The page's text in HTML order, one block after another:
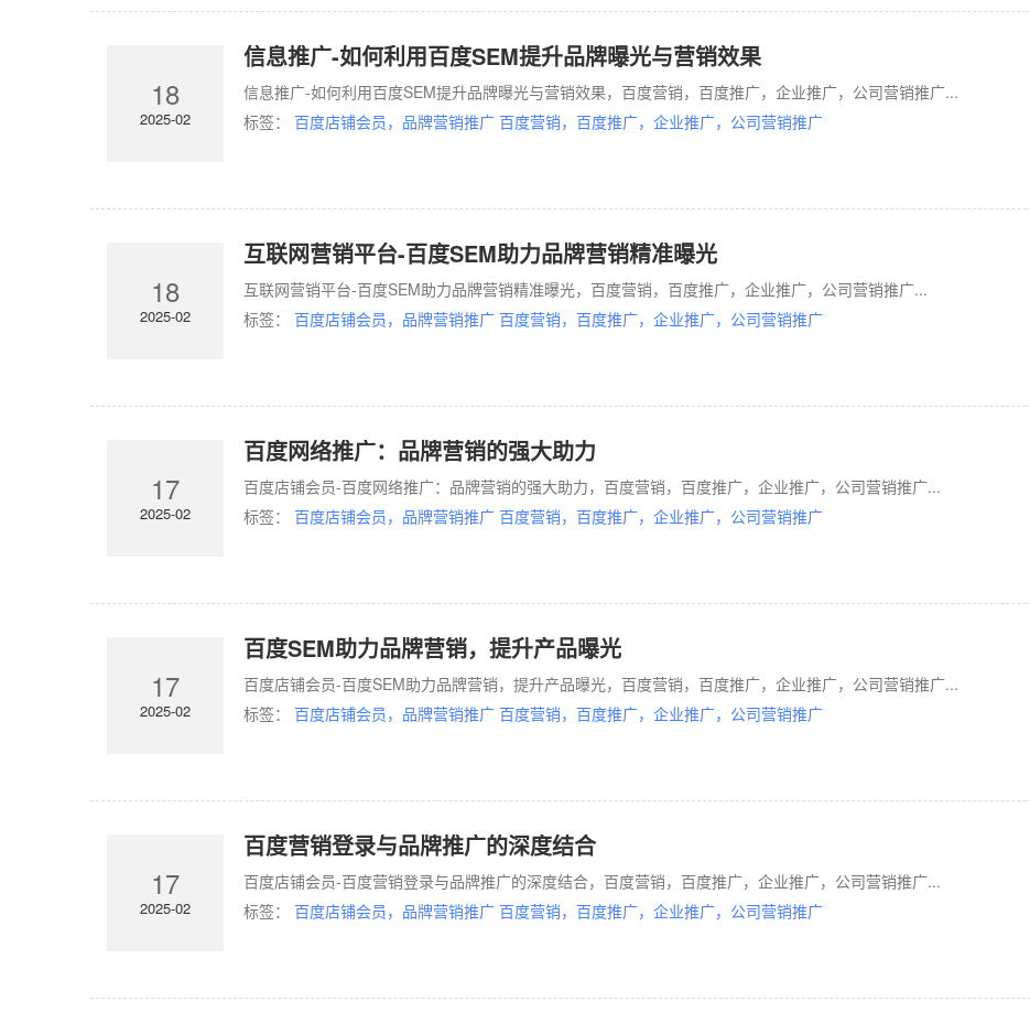
18
2025-02
信息推广-如何利用百度SEM提升品牌曝光与营销效果
信息推广-如何利用百度SEM提升品牌曝光与营销效果，百度营销，百度推广，企业推广，公司营销推广...
标签： 百度店铺会员，品牌营销推广 百度营销，百度推广，企业推广，公司营销推广
18
2025-02
互联网营销平台-百度SEM助力品牌营销精准曝光
互联网营销平台-百度SEM助力品牌营销精准曝光，百度营销，百度推广，企业推广，公司营销推广...
标签： 百度店铺会员，品牌营销推广 百度营销，百度推广，企业推广，公司营销推广
17
2025-02
百度网络推广：品牌营销的强大助力
百度店铺会员-百度网络推广：品牌营销的强大助力，百度营销，百度推广，企业推广，公司营销推广...
标签： 百度店铺会员，品牌营销推广 百度营销，百度推广，企业推广，公司营销推广
17
2025-02
百度SEM助力品牌营销，提升产品曝光
百度店铺会员-百度SEM助力品牌营销，提升产品曝光，百度营销，百度推广，企业推广，公司营销推广...
标签： 百度店铺会员，品牌营销推广 百度营销，百度推广，企业推广，公司营销推广
17
2025-02
百度营销登录与品牌推广的深度结合
百度店铺会员-百度营销登录与品牌推广的深度结合，百度营销，百度推广，企业推广，公司营销推广...
标签： 百度店铺会员，品牌营销推广 百度营销，百度推广，企业推广，公司营销推广